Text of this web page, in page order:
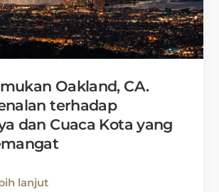
Oakland, CA.
terhadap
dan Cuaca Kota yang
lanjut